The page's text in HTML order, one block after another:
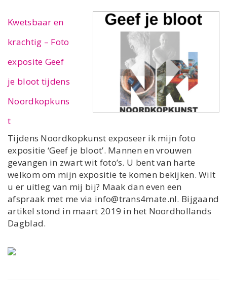
Kwetsbaar en
krachtig – Foto
exposite Geef
je bloot tijdens
Noordkopkuns
t
Tijdens Noordkopkunst exposeer ik mijn foto
expositie ‘Geef je bloot’. Mannen en vrouwen
gevangen in zwart wit foto’s. U bent van harte
welkom om mijn expositie te komen bekijken. Wilt
u er uitleg van mij bij? Maak dan even een
afspraak met me via info@trans4mate.nl. Bijgaand
artikel stond in maart 2019 in het Noordhollands
Dagblad.